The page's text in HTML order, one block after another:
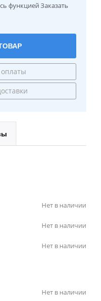
функцией Заказать
Нет в наличии
Нет в наличии
Нет в наличии
Нет в наличии